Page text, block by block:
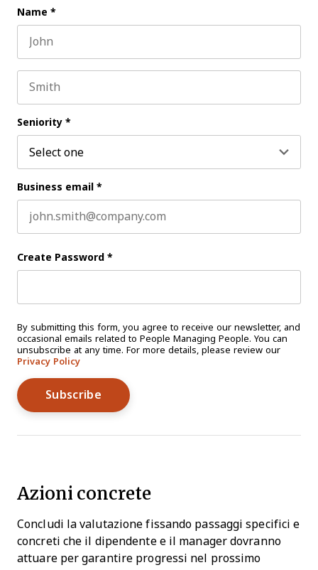
Name *
Seniority *
Business email *
Create Password *
By submitting this form, you agree to receive our newsletter, and
occasional emails related to People Managing People. You can
unsubscribe at any time. For more details, please review our
Privacy Policy
Azioni concrete
Concludi la valutazione fissando passaggi specifici e
concreti che il dipendente e il manager dovranno
attuare per garantire progressi nel prossimo